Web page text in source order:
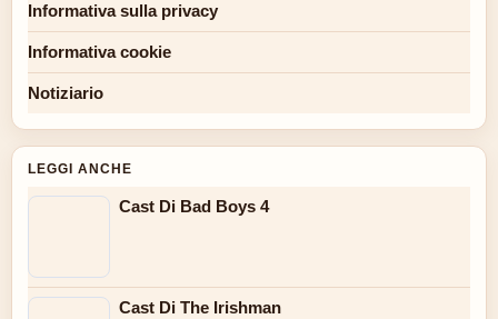
Informativa sulla privacy
Informativa cookie
Notiziario
LEGGI ANCHE
Cast Di Bad Boys 4
Cast Di The Irishman